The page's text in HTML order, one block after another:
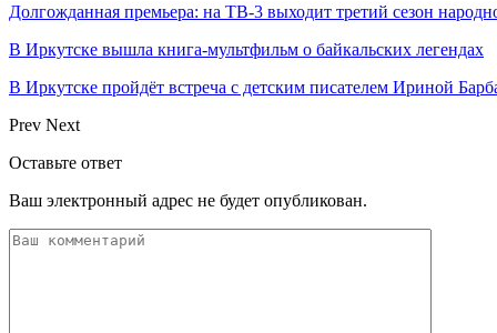
Долгожданная премьера: на ТВ-3 выходит третий сезон
В Иркутске вышла книга-мультфильм о байкальских легендах
В Иркутске пройдёт встреча с детским писателем Ириной
Prev Next
Оставьте ответ
Ваш электронный адрес не будет опубликован.